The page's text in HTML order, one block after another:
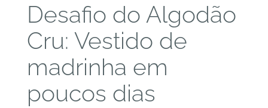
Desafio do Algodão
Cru: Vestido de
madrinha em
poucos dias